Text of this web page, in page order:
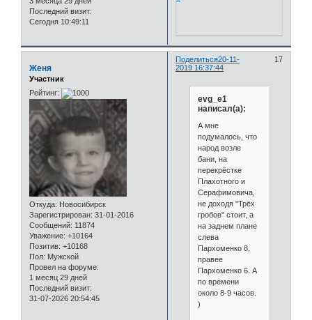
Последний визит:
Сегодня 10:49:11
Поделиться 17
20-11-
2019 16:37:44
Женя
Участник
Рейтинг:
Откуда: Новосибирск
Зарегистрирован: 31-01-2016
Сообщений: 11874
Уважение: +10164
Позитив: +10168
Пол: Мужской
Провел на форуме:
1 месяц 29 дней
Последний визит:
31-07-2026 20:54:45
evg_e1
написал(а):
А мне
подумалось, что
народ возле
бани, на
перекрёстке
Плахотного и
Серафимовича,
не доходя "Трёх
гробов" стоит, а
на заднем плане
слева
Пархоменко 8,
правее
Пархоменко 6. А
по времени
около 8-9 часов.
)